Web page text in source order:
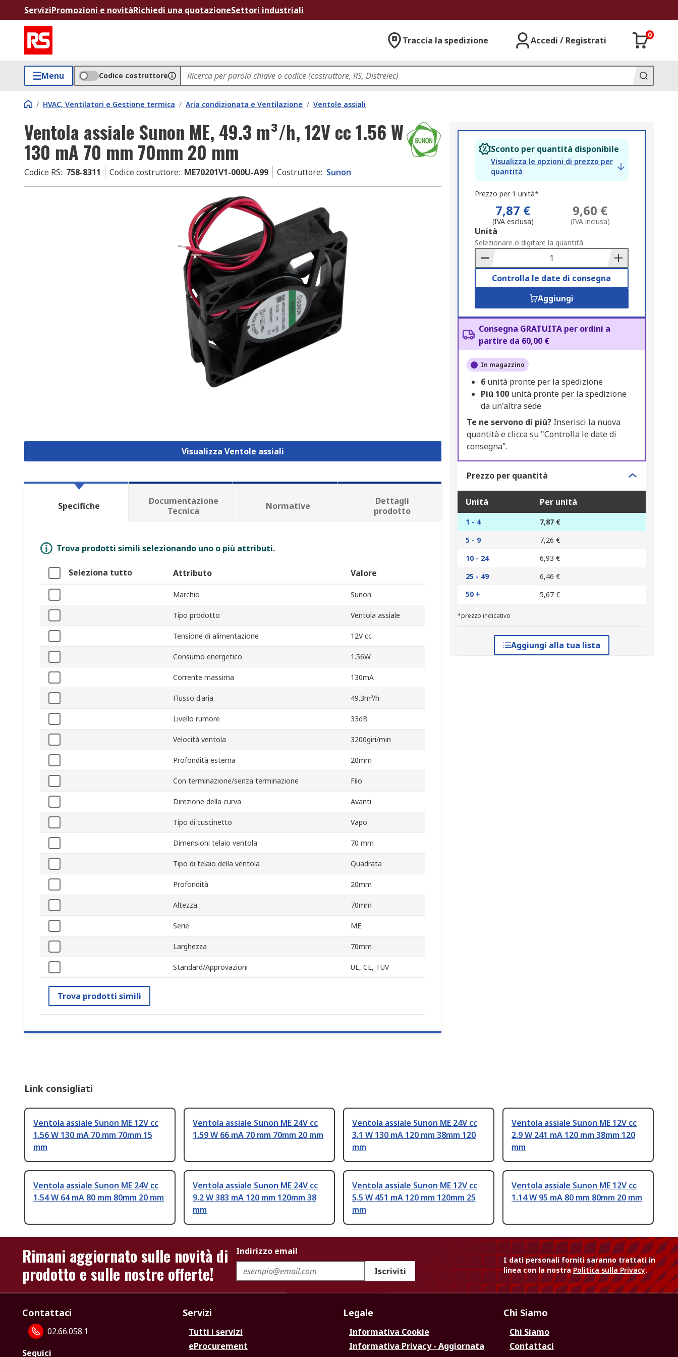
ServiziPromozioni e novitàRichiedi una quotazioneSettori industriali
Traccia la spedizione Accedi / Registrati
0
Menu Codice costruttore
/ HVAC, Ventilatori e Gestione termica / Aria condizionata e Ventilazione / Ventole assiali
Ventola assiale Sunon ME, 49.3 m³/h, 12V cc 1.56 W
130 mA 70 mm 70mm 20 mm
Codice RS: 758-8311 Codice costruttore: ME70201V1-000U-A99 Costruttore: Sunon
Visualizza Ventole assiali
Sconto per quantità disponibile
Visualizza le opzioni di prezzo per
quantità
Prezzo per 1 unità*
7,87 €
(IVA esclusa)
9,60 €
(IVA inclusa)
Add
to
Basket
Unità
Selezionare o digitare la quantità
Controlla le date di consegna
Aggiungi
Consegna GRATUITA per ordini a
partire da 60,00 €
In magazzino
6 unità pronte per la spedizione
Più 100 unità pronte per la spedizione
da un'altra sede
Te ne servono di più?Inserisci la nuova
quantità e clicca su "Controlla le date di
consegna".
Prezzo per quantità
Unità Per unità
1 - 4
7,87 €
5 - 9
7,26 €
10 - 24
6,93 €
25 - 49
6,46 €
50 +
5,67 €
*prezzo indicativo
Aggiungi alla tua lista
Specifiche
Documentazione
Tecnica
Normative
Dettagli
prodotto
Trova prodotti simili selezionando uno o più attributi.
Seleziona tutto Attributo Valore
Marchio Sunon
Tipo prodotto Ventola assiale
Tensione di alimentazione 12V cc
Consumo energetico 1.56W
Corrente massima 130mA
Flusso d'aria 49.3m³/h
Livello rumore 33dB
Velocità ventola 3200giri/min
Profondità esterna 20mm
Con terminazione/senza terminazione Filo
Direzione della curva Avanti
Tipo di cuscinetto Vapo
Dimensioni telaio ventola 70 mm
Tipo di telaio della ventola Quadrata
Profondità 20mm
Altezza 70mm
Serie ME
Larghezza 70mm
Standard/Approvazioni UL, CE, TUV
Trova prodotti simili
Link consigliati
Ventola assiale Sunon ME 12V cc
1.56 W 130 mA 70 mm 70mm 15
mm
Ventola assiale Sunon ME 24V cc
1.59 W 66 mA 70 mm 70mm 20 mm
Ventola assiale Sunon ME 24V cc
3.1 W 130 mA 120 mm 38mm 120
mm
Ventola assiale Sunon ME 12V cc
2.9 W 241 mA 120 mm 38mm 120
mm
Ventola assiale Sunon ME 24V cc
1.54 W 64 mA 80 mm 80mm 20 mm
Ventola assiale Sunon ME 24V cc
9.2 W 383 mA 120 mm 120mm 38
mm
Ventola assiale Sunon ME 12V cc
5.5 W 451 mA 120 mm 120mm 25
mm
Ventola assiale Sunon ME 12V cc
1.14 W 95 mA 80 mm 80mm 20 mm
Rimani aggiornato sulle novità di
prodotto e sulle nostre offerte!
Indirizzo email
Iscriviti
I dati personali forniti saranno trattati in
linea con la nostraPolitica sulla Privacy.
Contattaci
02.66.058.1
Seguici
Servizi
Tutti i servizi
eProcurement
Legale
Informativa Cookie
Informativa Privacy - Aggiornata
Chi Siamo
Chi Siamo
Contattaci